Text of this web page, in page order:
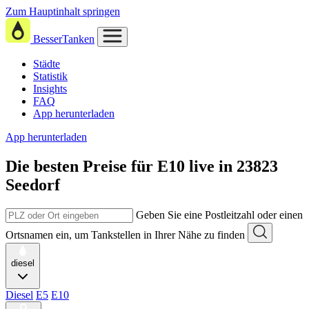
Zum Hauptinhalt springen
BesserTanken
Städte
Statistik
Insights
FAQ
App herunterladen
App herunterladen
Die besten Preise für E10 live in 23823
Seedorf
Geben Sie eine Postleitzahl oder einen
Ortsnamen ein, um Tankstellen in Ihrer Nähe zu finden
diesel
Diesel E5 E10